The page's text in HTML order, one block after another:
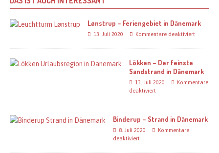
Lønstrup – Feriengebiet in Dänemark
13. Juli 2020 Kommentare deaktiviert
Lökken – Der feinste
Sandstrand in Dänemark
13. Juli 2020
Kommentare
deaktiviert
Binderup – Strand in Dänemark
8. Juli 2020
Kommentare
deaktiviert